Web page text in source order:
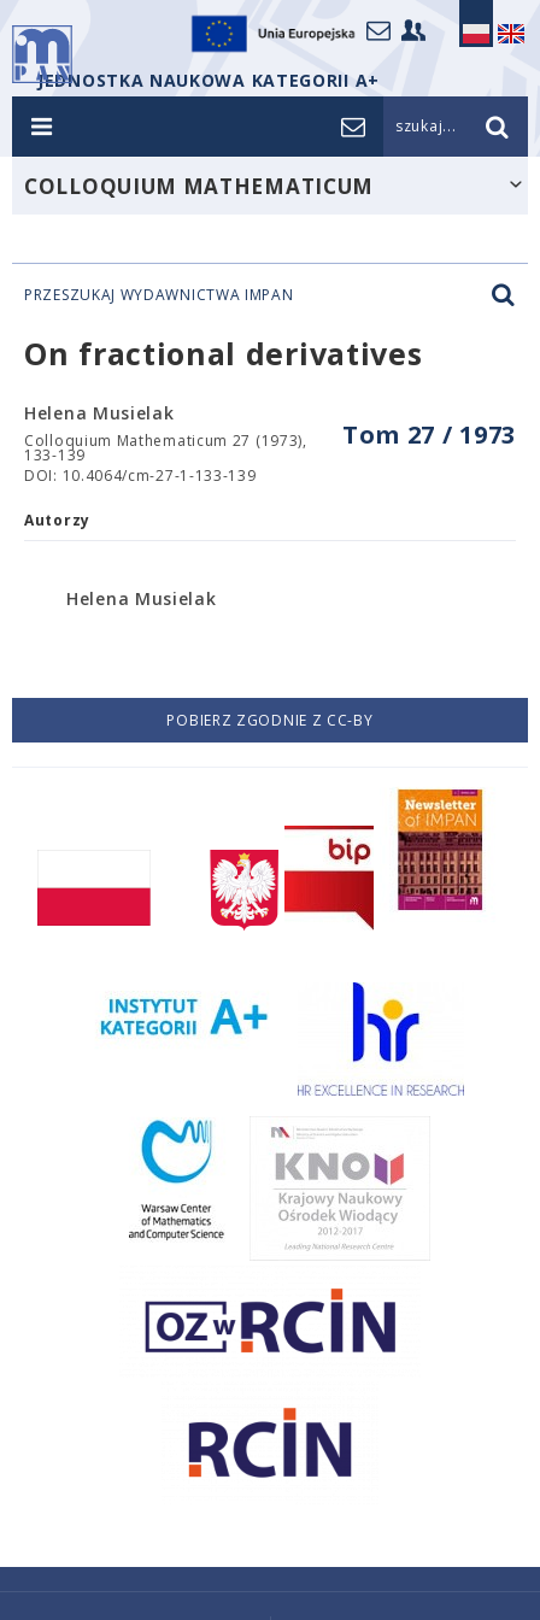
JEDNOSTKA NAUKOWA KATEGORII A+
szukaj...
COLLOQUIUM MATHEMATICUM
PRZESZUKAJ WYDAWNICTWA IMPAN
On fractional derivatives
Tom 27 / 1973
Helena Musielak
Colloquium Mathematicum 27 (1973),
133-139
DOI: 10.4064/cm-27-1-133-139
Autorzy
Helena Musielak
POBIERZ ZGODNIE Z CC-BY